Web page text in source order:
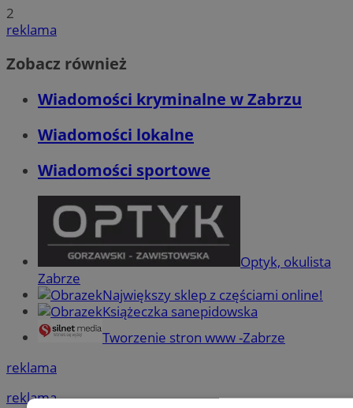
2
reklama
Zobacz również
Wiadomości kryminalne w Zabrzu
Wiadomości lokalne
Wiadomości sportowe
Optyk, okulista
Zabrze
Największy sklep z częściami online!
Książeczka sanepidowska
Tworzenie stron www -Zabrze
reklama
reklama